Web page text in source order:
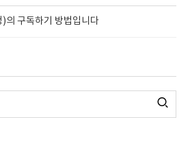
의 구독하기 방법입니다